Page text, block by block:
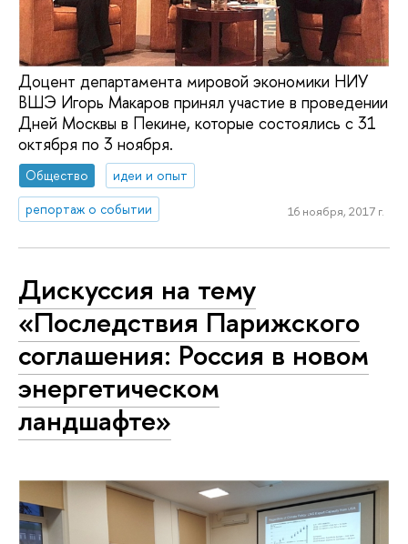
Доцент департамента мировой экономики НИУ
ВШЭ Игорь Макаров принял участие в проведении
Дней Москвы в Пекине, которые состоялись с 31
октября по 3 ноября.
Общество
идеи и опыт
репортаж о событии
16 ноября, 2017 г.
Дискуссия на тему
«Последствия Парижского
соглашения: Россия в новом
энергетическом
ландшафте»